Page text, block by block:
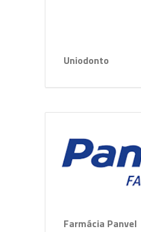
Uniodonto
Farmácia Panvel